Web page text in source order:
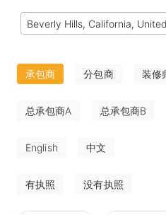
承包商 分包商 装修
总承包商A 总承包商B
English 中文
有执照 没有执照